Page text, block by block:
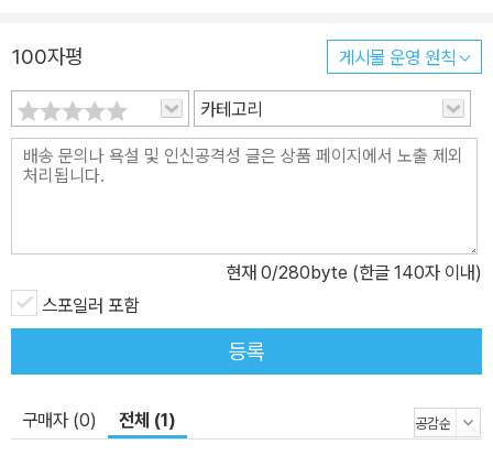
자신에게 닥친 시련을 견뎌내는 틈새 소년들의 이야기를 통해 작가
역시도 “기댈 데 없이 외로웠던 청소년기가 있었음”을 고백한다. 먼
저 그 시기를 지나온 한 사람으로서 외롭고 힘든 청소년기를 보내고
있을 이들에게 공감과 응원의 메시지를 전한다. 각자의 몫으로 남은
상처를 안고도 우리는 살고 어울리고 때로는 사랑하면서 일치되었다
어른 못지않게 힘겨웠던 어떤 이들의 한때를 짐작해 보면서 나 역시
기댈 데 없이 외로웠던 청소년기가 있었음을 고백한다._「작가의 말」
에서 틈새, 어디에도 기댈 곳 없는 소년들의 아지트 소설의 주요 무대
는 ‘틈새’라는, 큰 건물 틈 사이에 낀 좁고 허름한 분식집이다. 원래 이
정에서도 학교에서도 이해받지 못하는 이들은 부모의 간섭을 피해,
100자평 게시물 운영 원칙
카테고리
현재 0/280byte (한글 140자 이내)
스포일러 포함
등록
구매자 (0) 전체 (1)